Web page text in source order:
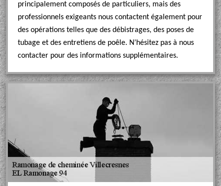
principalement composés de particuliers, mais des
professionnels exigeants nous contactent également pour
des opérations telles que des débistrages, des poses de
tubage et des entretiens de poêle. N’hésitez pas à nous
contacter pour des informations supplémentaires.